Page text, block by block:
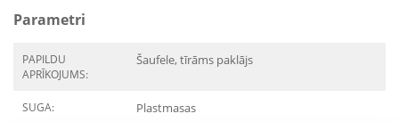
Parametri
PAPILDU
APRĪKOJUMS:
Šaufele, tīrāms paklājs
SUGA: Plastmasas